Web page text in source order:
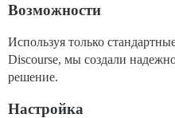
Возможности
Используя только
Discourse, мы создали
решение.
Настройка